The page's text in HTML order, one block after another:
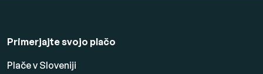
Primerjajte svojo plačo
Plače v Sloveniji